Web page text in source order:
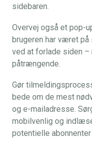
sidebaren.
Overvej også et pop-
brugeren har været
ved at forlade siden –
påtrængende.
Gør
bede om de mest
og e-mailadresse.
mobilvenlig og
potentielle